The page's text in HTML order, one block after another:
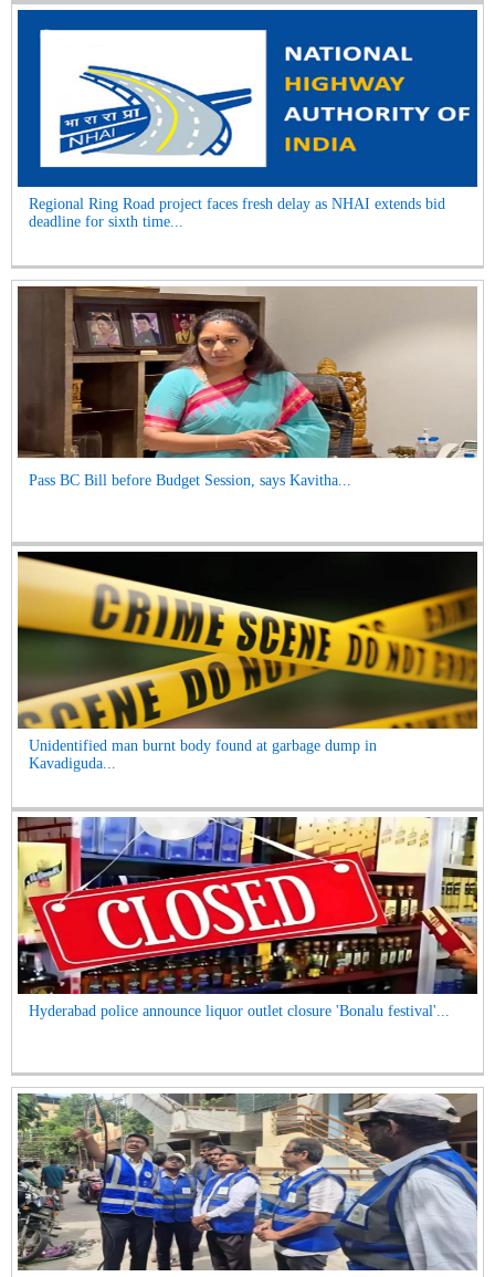
Regional Ring Road project faces fresh delay as NHAI extends bid
deadline for sixth time...
Pass BC Bill before Budget Session, says Kavitha...
Unidentified man burnt body found at garbage dump in
Kavadiguda...
Hyderabad police announce liquor outlet closure 'Bonalu festival'...